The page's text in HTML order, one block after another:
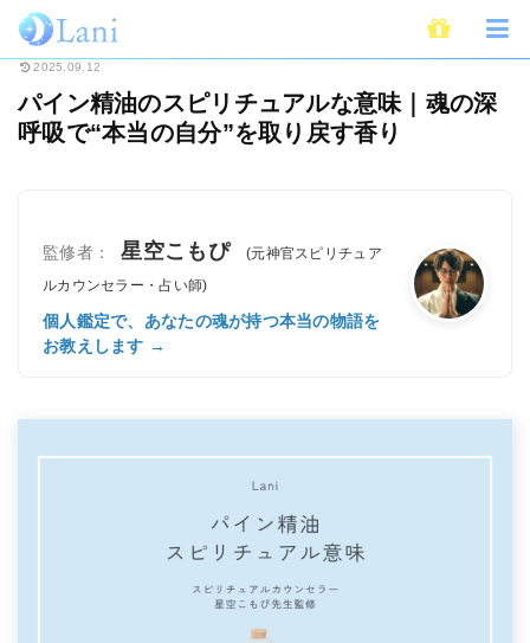
ホーム スピリチュアル パイン精油のスピリチュアルな意味｜魂の深呼吸
2025.09.12
パイン精油のスピリチュアルな意味｜魂の深
呼吸で“本当の自分”を取り戻す香り
監修者： 星空こもぴ
(元神官スピリチュア
ルカウンセラー・占い師)
個人鑑定で、あなたの魂が持つ本当の物語を
お教えします →